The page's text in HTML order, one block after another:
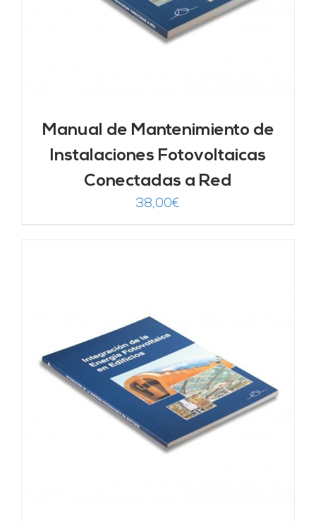
Manual de Mantenimiento de
Instalaciones Fotovoltaicas
Conectadas a Red
38,00€